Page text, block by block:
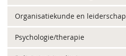
Organisatiekunde en leiderschap
Psychologie/therapie